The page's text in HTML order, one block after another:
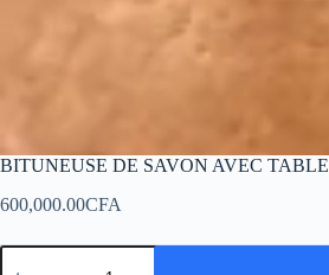
BITUNEUSE DE SAVON AVEC TABLE
600,000.00CFA